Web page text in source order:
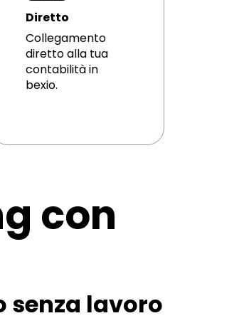
Diretto
Collegamento
diretto alla tua
contabilità in
bexio.
con
senza lavoro